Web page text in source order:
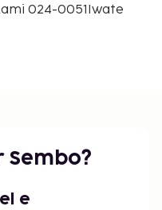
024-0051Iwate
Sembo?
e